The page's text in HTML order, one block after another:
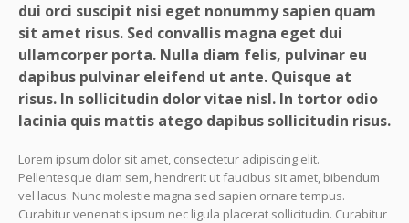
dui orci suscipit nisi eget nonummy sapien quam
sit amet risus. Sed convallis magna eget dui
ullamcorper porta. Nulla diam felis, pulvinar eu
dapibus pulvinar eleifend ut ante. Quisque at
risus. In sollicitudin dolor vitae nisl. In tortor odio
lacinia quis mattis atego dapibus sollicitudin risus.
Lorem ipsum dolor sit amet, consectetur adipiscing elit.
Pellentesque diam sem, hendrerit ut faucibus sit amet, bibendum
vel lacus. Nunc molestie magna sed sapien ornare tempus.
Curabitur venenatis ipsum nec ligula placerat sollicitudin. Curabitur